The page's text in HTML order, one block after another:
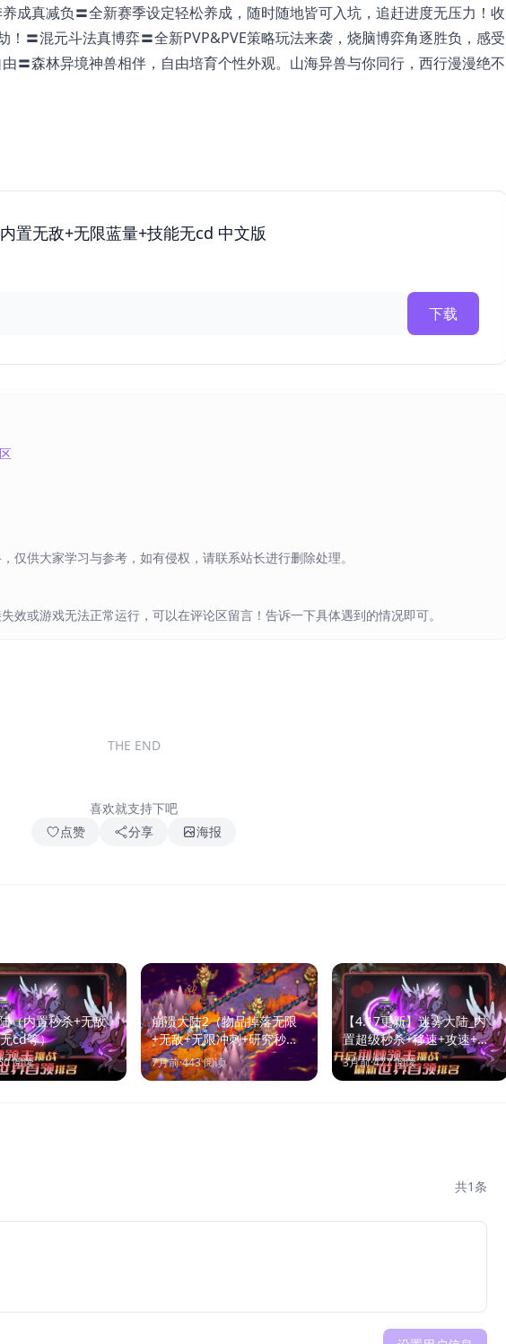
成真减负〓全新赛季设定轻松养成，随时随地皆可入坑，追赶进度无压力！收
！〓混元斗法真博弈〓全新PVP&PVE策略玩法来袭，烧脑博弈角逐胜负，感受
〓森林异境神兽相伴，自由培育个性外观。山海异兽与你同行，西行漫漫绝不
置无敌+无限蓝量+技能无cd 中文版
下载
仅供大家学习与参考，如有侵权，请联系站长进行删除处理。
效或游戏无法正常运行，可以在评论区留言！告诉一下具体遇到的情况即可。
THE END
喜欢就支持下吧
点赞
分享 海报
（内置秒杀+无敌
cd等）
阅读
崩溃大陆2（物品掉落无限
+无敌+无限冲刺+研究秒完
成）
7月前·443阅读
【4.17更新】迷雾大陆_内
置超级秒杀+移速+攻速+无
cd等 中文版
3月前·477阅读
共1条